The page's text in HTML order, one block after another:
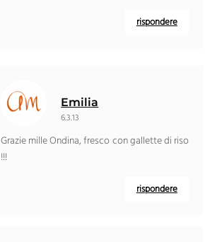
rispondere
Emilia
6.3.13
Grazie mille Ondina, fresco con gallette di riso
!!!
rispondere